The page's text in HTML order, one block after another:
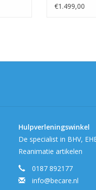
€1.499,00
Hulpverleningswinkel
De specialist in BHV,
Reanimatie artikelen
0187 892177
info@becare.nl